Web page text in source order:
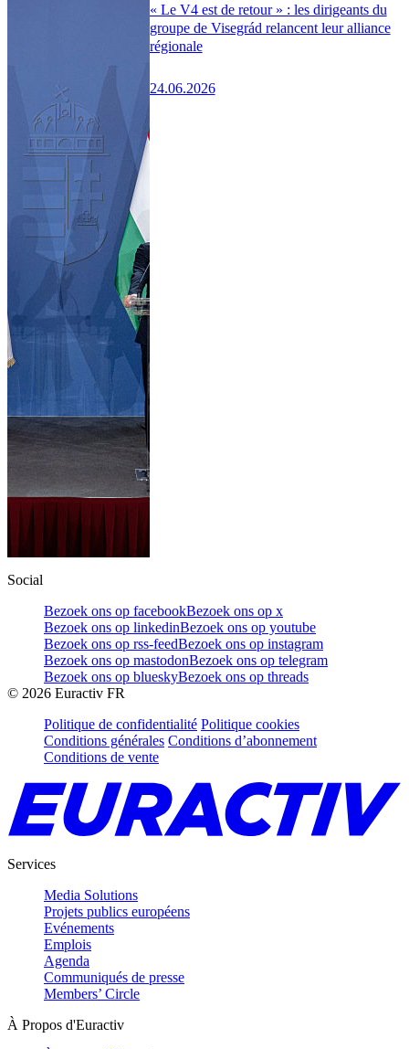
« Le V4 est de retour » : les dirigeants du
groupe de Visegrád relancent leur alliance
régionale
24.06.2026
Social
Bezoek ons op facebookBezoek ons op x
Bezoek ons op linkedinBezoek ons op youtube
Bezoek ons op rss-feedBezoek ons op instagram
Bezoek ons op mastodonBezoek ons op telegram
Bezoek ons op blueskyBezoek ons op threads
© 2026 Euractiv FR
Politique de confidentialité Politique cookies
Conditions générales Conditions d’abonnement
Conditions de vente
Services
Media Solutions
Projets publics européens
Evénements
Emplois
Agenda
Communiqués de presse
Members’ Circle
À Propos d'Euractiv